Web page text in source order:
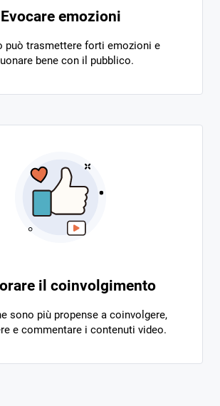
Evocare emozioni
può trasmettere forti emozioni e
bene con il pubblico.
il coinvolgimento
sono più propense a coinvolgere,
e commentare i contenuti video.